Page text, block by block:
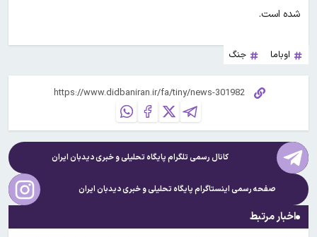
شده است.
اوباما جنگ
کانال رسمی تلگرام پایگاه تحلیلی و خبریدیدبان ایران
صفحه رسمی اینستاگرام پایگاه تحلیلی و خبریدیدبان ایران
اخبار مرتبط